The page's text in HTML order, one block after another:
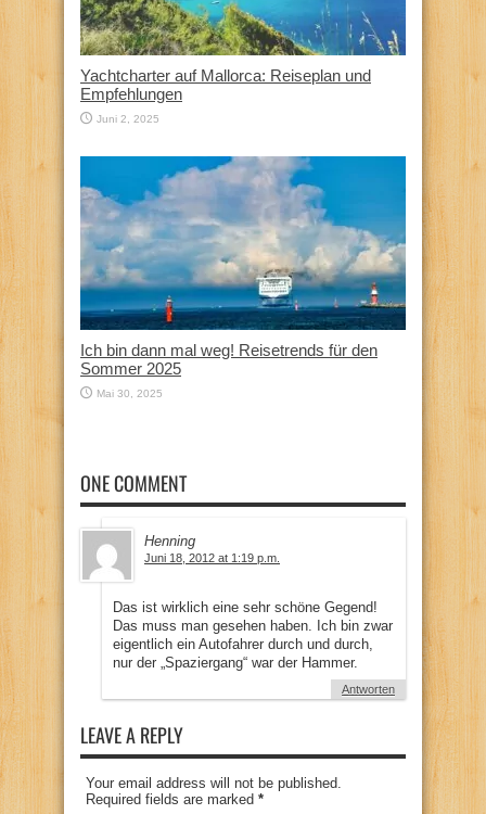
Yachtcharter auf Mallorca: Reiseplan und
Empfehlungen
Juni 2, 2025
Ich bin dann mal weg! Reisetrends für den
Sommer 2025
Mai 30, 2025
ONE COMMENT
Henning
Juni 18, 2012 at 1:19 p.m.
Das ist wirklich eine sehr schöne Gegend!
Das muss man gesehen haben. Ich bin zwar
eigentlich ein Autofahrer durch und durch,
nur der „Spaziergang“ war der Hammer.
Antworten
LEAVE A REPLY
Your email address will not be published.
Required fields are marked *